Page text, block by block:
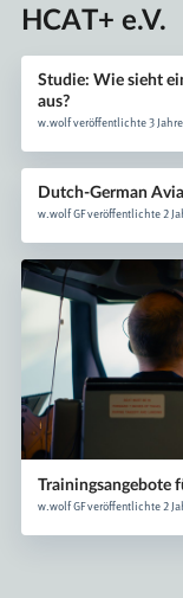
HCAT+ e.V.
Studie: Wie sieht
aus?
w.wolf veröffentlichte 3
Dutch-German
w.wolf GF veröffentlichte 2
Trainingsangebote
w.wolf GF veröffentlichte 2